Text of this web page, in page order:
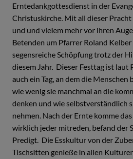
Erntedankgottesdienst in der
Christuskirche. Mit all dieser
und und vielem mehr vor ihren
Betenden um Pfarrer Roland
segensreiche Schöpfung trotz der
diesem Jahr. Dieser Festtag ist laut
auch ein Tag, an dem die Menschen
wie wenig sie manchmal an die
denken und wie selbstverständlich
nehmen. Nach der Ernte komme
wirklich jeder mitreden, befand der
Predigt. Die Esskultur von der
Tischsitten genieße in allen